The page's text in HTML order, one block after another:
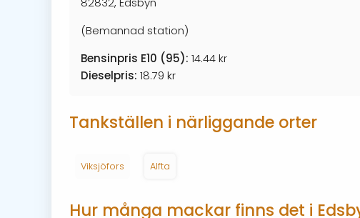
(Bemannad station)
Bensinpris E10 (95): 14.44 kr
Dieselpris: 18.79 kr
Tankställen i närliggande orter
Viksjöfors Alfta
Hur många mackar finns det i